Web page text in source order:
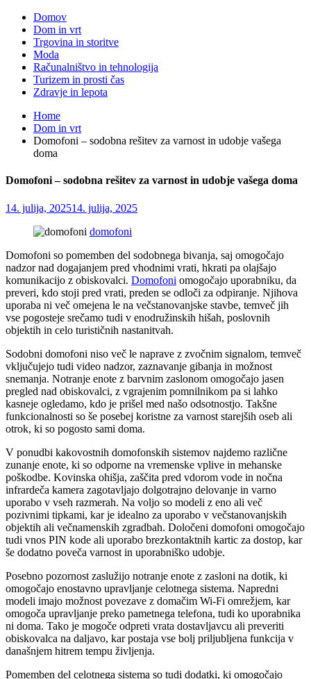
Domov
Dom in vrt
Trgovina in storitve
Moda
Računalništvo in tehnologija
Turizem in prosti čas
Zdravje in lepota
Home
Dom in vrt
Domofoni – sodobna rešitev za varnost in udobje vašega
doma
Domofoni – sodobna rešitev za varnost in udobje vašega doma
14. julija, 202514. julija, 2025
domofoni
Domofoni so pomemben del sodobnega bivanja, saj omogočajo
nadzor nad dogajanjem pred vhodnimi vrati, hkrati pa olajšajo
komunikacijo z obiskovalci. Domofoni omogočajo uporabniku, da
preveri, kdo stoji pred vrati, preden se odloči za odpiranje. Njihova
uporaba ni več omejena le na večstanovanjske stavbe, temveč jih
vse pogosteje srečamo tudi v enodružinskih hišah, poslovnih
objektih in celo turističnih nastanitvah.
Sodobni domofoni niso več le naprave z zvočnim signalom, temveč
vključujejo tudi video nadzor, zaznavanje gibanja in možnost
snemanja. Notranje enote z barvnim zaslonom omogočajo jasen
pregled nad obiskovalci, z vgrajenim pomnilnikom pa si lahko
kasneje ogledamo, kdo je prišel med našo odsotnostjo. Takšne
funkcionalnosti so še posebej koristne za varnost starejših oseb ali
otrok, ki so pogosto sami doma.
V ponudbi kakovostnih domofonskih sistemov najdemo različne
zunanje enote, ki so odporne na vremenske vplive in mehanske
poškodbe. Kovinska ohišja, zaščita pred vdorom vode in nočna
infrardeča kamera zagotavljajo dolgotrajno delovanje in varno
uporabo v vseh razmerah. Na voljo so modeli z eno ali več
pozivnimi tipkami, kar je idealno za uporabo v večstanovanjskih
objektih ali večnamenskih zgradbah. Določeni domofoni omogočajo
tudi vnos PIN kode ali uporabo brezkontaktnih kartic za dostop, kar
še dodatno poveča varnost in uporabniško udobje.
Posebno pozornost zaslužijo notranje enote z zasloni na dotik, ki
omogočajo enostavno upravljanje celotnega sistema. Napredni
modeli imajo možnost povezave z domačim Wi-Fi omrežjem, kar
omogoča upravljanje preko pametnega telefona, tudi ko uporabnika
ni doma. Tako je mogoče odpreti vrata dostavljavcu ali preveriti
obiskovalca na daljavo, kar postaja vse bolj priljubljena funkcija v
današnjem hitrem tempu življenja.
Pomemben del celotnega sistema so tudi dodatki, ki omogočajo